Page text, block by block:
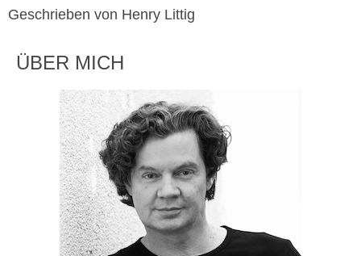
Geschrieben von Henry Littig
ÜBER MICH